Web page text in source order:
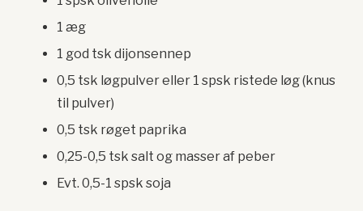
1 æg
1 god tsk dijonsennep
0,5 tsk løgpulver eller 1 spsk ristede løg (knus
til pulver)
0,5 tsk røget paprika
0,25-0,5 tsk salt og masser af peber
Evt. 0,5-1 spsk soja